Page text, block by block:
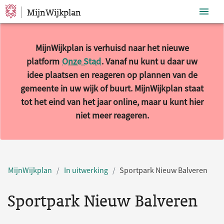
Sla navigatie over
MijnWijkplan
MijnWijkplan is verhuisd naar het nieuwe
platform Onze Stad. Vanaf nu kunt u daar uw
idee plaatsen en reageren op plannen van de
gemeente in uw wijk of buurt. MijnWijkplan staat
tot het eind van het jaar online, maar u kunt hier
niet meer reageren.
MijnWijkplan In uitwerking Sportpark Nieuw Balveren
Sportpark Nieuw Balveren